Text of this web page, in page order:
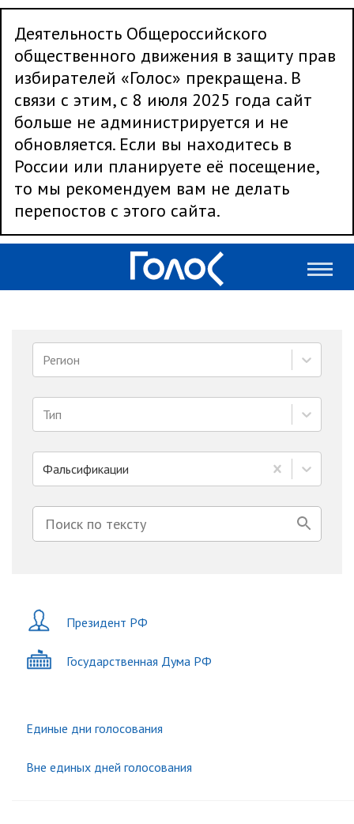
Деятельность Общероссийского
общественного движения в защиту прав
избирателей «Голос» прекращена. В
связи с этим, с 8 июля 2025 года сайт
больше не администрируется и не
обновляется. Если вы находитесь в
России или планируете её посещение,
то мы рекомендуем вам не делать
перепостов с этого сайта.
Регион
Тип
Фальсификации
Президент РФ
Государственная Дума РФ
Единые дни голосования
Вне единых дней голосования